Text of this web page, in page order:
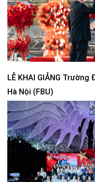
LỄ KHAI GIẢNG Trường
Hà Nội (FBU)